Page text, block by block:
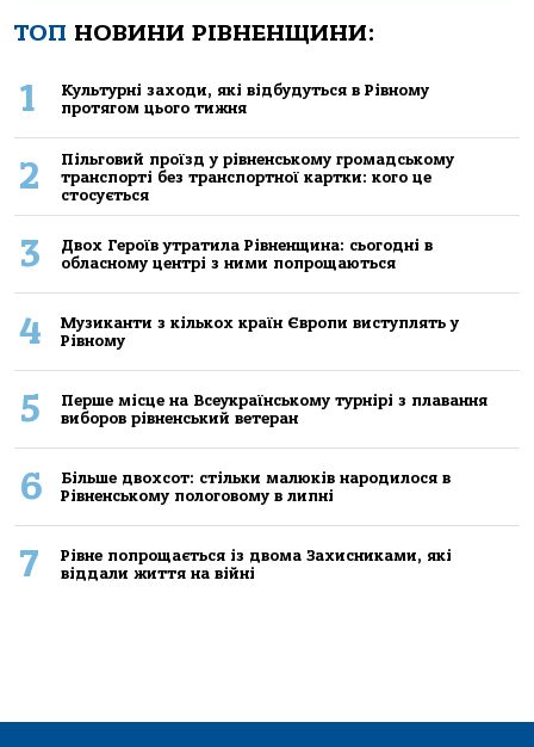
ТОП НОВИНИ РІВНЕНЩИНИ:
1
Культурні заходи, які відбудуться в Рівному
протягом цього тижня
2
Пільговий проїзд у рівненському громадському
транспорті без транспортної картки: кого це
стосується
3
Двох Героїв утратила Рівненщина: сьогодні в
обласному центрі з ними попрощаються
4
Музиканти з кількох країн Європи виступлять у
Рівному
5
Перше місце на Всеукраїнському турнірі з плавання
виборов рівненський ветеран
6
Більше двохсот: стільки малюків народилося в
Рівненському пологовому в липні
7
Рівне попрощається із двома Захисниками, які
віддали життя на війні